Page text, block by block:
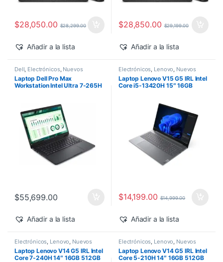
$28,050.00 $28,299.00
Añadir a la lista
$28,850.00 $29,199.00
Añadir a la lista
Dell, Electrónicos, Nuevos
Productos
Laptop Dell Pro Max
Workstation Intel Ultra 7-265H
$55,699.00
Añadir a la lista
Electrónicos, Lenovo, Nuevos
Productos
Laptop Lenovo V15 G5 IRL Intel
Core i5-13420H 15″ 16GB
$14,199.00 $14,999.00
Añadir a la lista
Electrónicos Lenovo Nuevos
Laptop Lenovo V14 G5 IRL Intel
Core 7-240H 14″ 16GB 512GB
Electrónicos Lenovo Nuevos
Laptop Lenovo V14 G5 IRL Intel
Core 5-210H 14″ 16GB 512GB